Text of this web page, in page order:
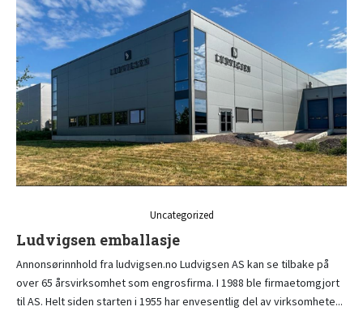
Uncategorized
Ludvigsen emballasje
Annonsørinnhold fra ludvigsen.no Ludvigsen AS kan se tilbake på
over 65 årsvirksomhet som engrosfirma. I 1988 ble firmaetomgjort
til AS. Helt siden starten i 1955 har envesentlig del av virksomhete...